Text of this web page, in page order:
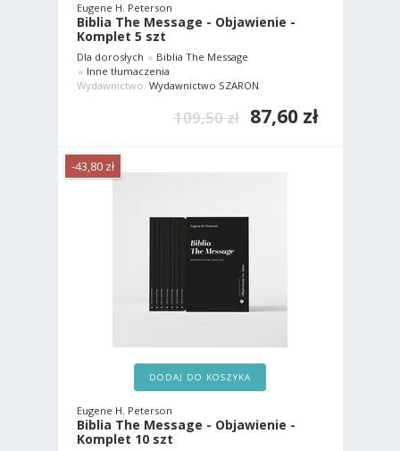
Eugene H. Peterson
Biblia The Message - Objawienie -
Komplet 5 szt
Dla dorosłych
Biblia The Message
Inne tłumaczenia
Wydawnictwo: Wydawnictwo SZARON
109,50 zł 87,60 zł
-43,80 zł
DODAJ DO KOSZYKA
Eugene H. Peterson
Biblia The Message - Objawienie -
Komplet 10 szt